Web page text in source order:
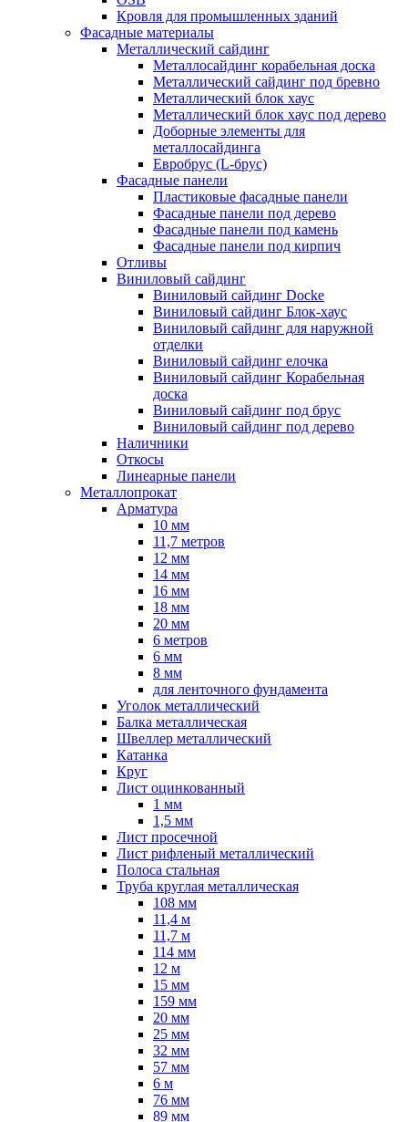
Кровля для промышленных зданий
Фасадные материалы
Металлический сайдинг
Металлосайдинг корабельная доска
Металлический сайдинг под бревно
Металлический блок хаус
Металлический блок хаус под дерево
Доборные элементы для
металлосайдинга
Евробрус (L-брус)
Фасадные панели
Пластиковые фасадные панели
Фасадные панели под дерево
Фасадные панели под камень
Фасадные панели под кирпич
Отливы
Виниловый сайдинг
Виниловый сайдинг Docke
Виниловый сайдинг Блок-хаус
Виниловый сайдинг для наружной
отделки
Виниловый сайдинг елочка
Виниловый сайдинг Корабельная
доска
Виниловый сайдинг под брус
Виниловый сайдинг под дерево
Наличники
Откосы
Линеарные панели
Металлопрокат
Арматура
10 мм
11,7 метров
12 мм
14 мм
16 мм
18 мм
20 мм
6 метров
6 мм
8 мм
для ленточного фундамента
Уголок металлический
Балка металлическая
Швеллер металлический
Катанка
Круг
Лист оцинкованный
1 мм
1,5 мм
Лист просечной
Лист рифленый металлический
Полоса стальная
Труба круглая металлическая
108 мм
11,4 м
11,7 м
114 мм
12 м
15 мм
159 мм
20 мм
25 мм
32 мм
57 мм
6 м
76 мм
89 мм